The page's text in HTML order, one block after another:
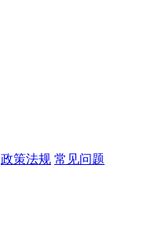
政策法规 常见问题